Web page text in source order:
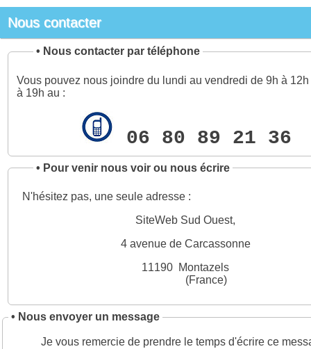
Nous contacter
• Nous contacter par téléphone
Vous pouvez nous joindre du lundi au vendredi de 9h à
à 19h au :
06 80 89 21 36
• Pour venir nous voir ou nous écrire
N'hésitez pas, une seule adresse :
SiteWeb Sud Ouest,
4 avenue de Carcassonne
11190 Montazels
(France)
• Nous envoyer un message
Je vous remercie de prendre le temps d'écrire ce